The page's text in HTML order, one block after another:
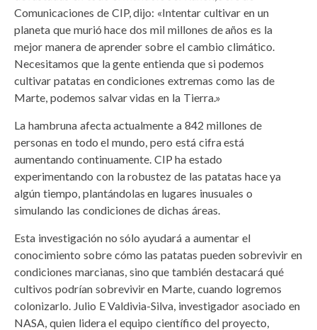
Comunicaciones de CIP, dijo: «Intentar cultivar en un
planeta que murió hace dos mil millones de años es la
mejor manera de aprender sobre el cambio climático.
Necesitamos que la gente entienda que si podemos
cultivar patatas en condiciones extremas como las de
Marte, podemos salvar vidas en la Tierra.»
La hambruna afecta actualmente a 842 millones de
personas en todo el mundo, pero está cifra está
aumentando continuamente. CIP ha estado
experimentando con la robustez de las patatas hace ya
algún tiempo, plantándolas en lugares inusuales o
simulando las condiciones de dichas áreas.
Esta investigación no sólo ayudará a aumentar el
conocimiento sobre cómo las patatas pueden sobrevivir en
condiciones marcianas, sino que también destacará qué
cultivos podrían sobrevivir en Marte, cuando logremos
colonizarlo. Julio E Valdivia-Silva, investigador asociado en
NASA, quien lidera el equipo científico del proyecto,